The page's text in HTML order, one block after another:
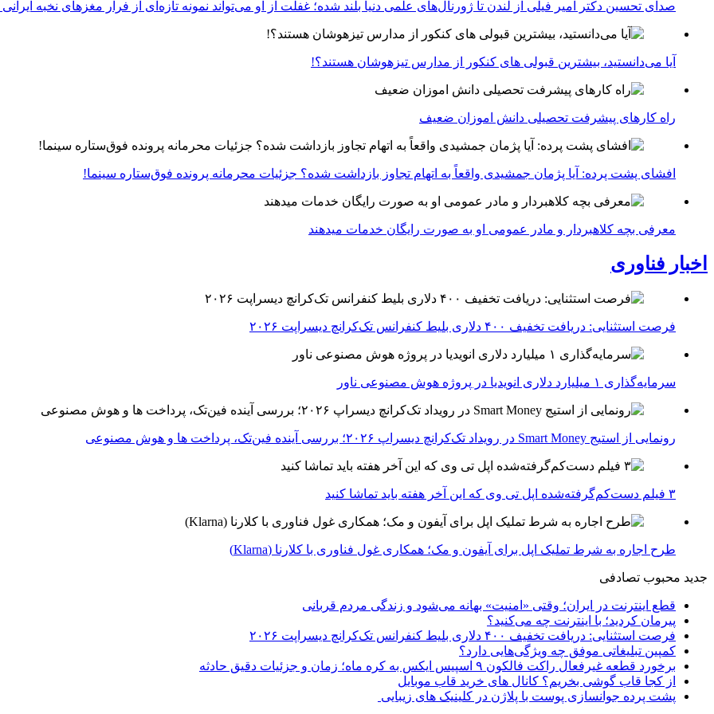
صدای تحسین دکتر امیر فیلی از لندن تا ژورنال‌های علمی دنیا بلند شده؛ غفلت از او می‌تواند نمونه تازه‌ای از فرار مغزهای نخبه ایرانی
آیا می‌دانستید، بیشترین قبولی های کنکور از مدارس تیزهوشان هستند؟!
راه کارهای پیشرفت تحصیلی دانش اموزان ضعیف
افشای پشت پرده: آیا پژمان جمشیدی واقعاً به اتهام تجاوز بازداشت شده؟ جزئیات محرمانه پرونده فوق‌ستاره سینما!
معرفی بچه کلاهبردار و مادر عمومی او به صورت رایگان خدمات میدهند
اخبار فناوری
فرصت استثنایی: دریافت تخفیف ۴۰۰ دلاری بلیط کنفرانس تک‌کرانچ دیسراپت ۲۰۲۶
سرمایه‌گذاری ۱ میلیارد دلاری انویدیا در پروژه هوش مصنوعی ناور
رونمایی از استیج Smart Money در رویداد تک‌کرانچ دیسراپ ۲۰۲۶؛ بررسی آینده فین‌تک، پرداخت‌ ها و هوش مصنوعی
۳ فیلم دست‌کم‌گرفته‌شده اپل تی وی که این آخر هفته باید تماشا کنید
طرح اجاره به شرط تملیک اپل برای آیفون و مک؛ همکاری غول فناوری با کلارنا (Klarna)
جدید محبوب تصادفی
قطع اینترنت در ایران؛ وقتی «امنیت» بهانه می‌شود و زندگی مردم قربانی
پیرمان کردید؛ با اینترنت چه می‌کنید؟
فرصت استثنایی: دریافت تخفیف ۴۰۰ دلاری بلیط کنفرانس تک‌کرانچ دیسراپت ۲۰۲۶
کمپین تبلیغاتی موفق چه ویژگی‌هایی دارد؟
برخورد قطعه غیرفعال راکت فالکون ۹ اسپیس ایکس به کره ماه؛ زمان و جزئیات دقیق حادثه
از کجا قاب گوشی بخریم؟ کانال های خرید قاب موبایل
پشت پرده جوانسازی پوست با پلاژن در کلینیک های زیبایی